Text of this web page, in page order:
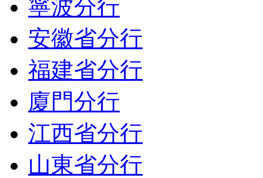
寧波分行
安徽省分行
福建省分行
廈門分行
江西省分行
山東省分行